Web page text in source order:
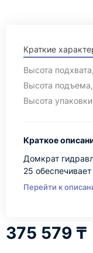
Краткие
Высота
Высота
Высота
Краткое
Домкрат
25
Перейти к
375 579 ₸